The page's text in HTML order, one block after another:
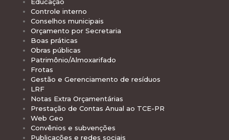
Controle interno
Conselhos municipais
Orçamento por Secretaria
Boas práticas
Obras públicas
Patrimônio/Almoxarifado
Frotas
Gestão e Gerenciamento de resíduos
LRF
Notas Extra Orçamentárias
Prestação de Contas Anual ao TCE-PR
Web Geo
Convênios e subvenções
Publicações e redes sociais